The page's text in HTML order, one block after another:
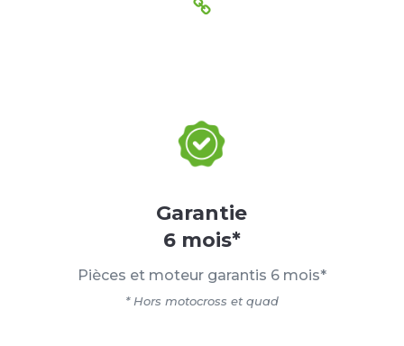
Garantie
6 mois*
Pièces et moteur garantis 6 mois*
* Hors motocross et quad